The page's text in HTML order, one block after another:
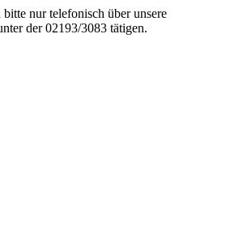
nur telefonisch über unsere
der 02193/3083 tätigen.